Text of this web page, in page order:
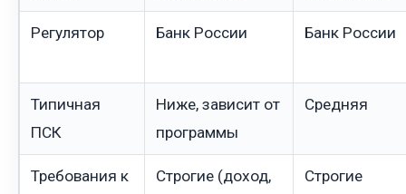
Регулятор Банк России Банк России
Типичная
ПСК
Ниже, зависит от
программы
Средняя
Требования к
Строгие (доход,
Строгие